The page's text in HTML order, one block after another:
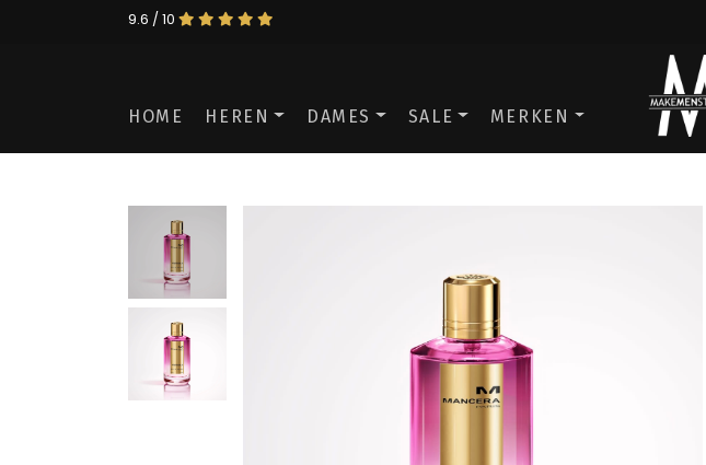
9.6 / 10
HOME HEREN DAMES SALE MERKEN